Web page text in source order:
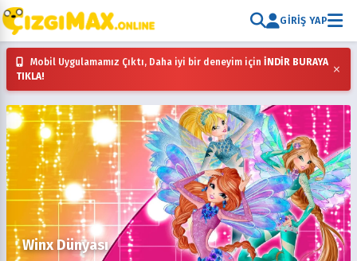
GIRIŞ YAP
Mobil Uygulamamız Çıktı, Daha iyi bir deneyim için İNDİR BURAYA
TIKLA!
×
Winx Dünyası